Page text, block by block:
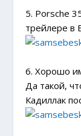
5. Porsche
трейлере в
6. Хорошо
Да такой,
Кадиллак